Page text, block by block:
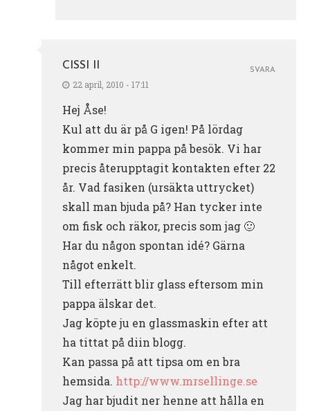
CISSI II
22 april, 2010 - 17:11
Hej Åse!
Kul att du är på G igen! På lördag
kommer min pappa på besök. Vi har
precis återupptagit kontakten efter 22
år. Vad fasiken (ursäkta uttrycket)
skall man bjuda på? Han tycker inte
om fisk och räkor, precis som jag 🙂
Har du någon spontan idé? Gärna
något enkelt.
Till efterrätt blir glass eftersom min
pappa älskar det.
Jag köpte ju en glassmaskin efter att
ha tittat på diin blogg.
Kan passa på att tipsa om en bra
hemsida. http://www.mrsellinge.se
Jag har bjudit ner henne att hålla en
SVARA